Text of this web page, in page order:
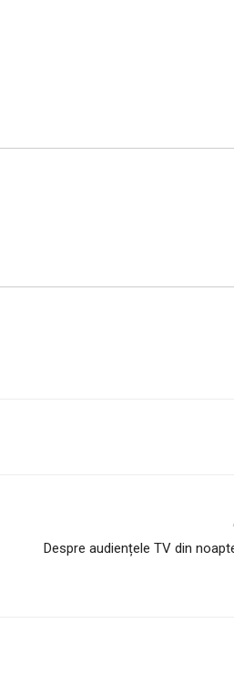
Despre audiențele TV din